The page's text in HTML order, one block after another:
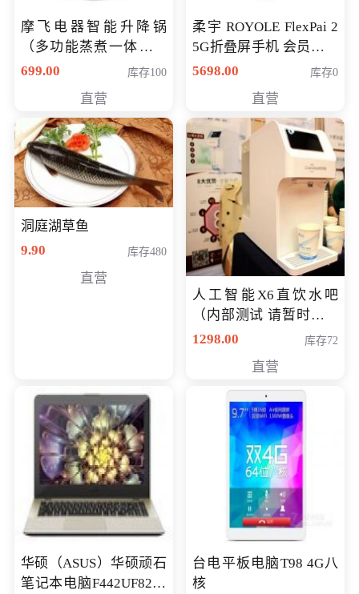
摩飞电器智能升降锅
（多功能蒸煮一体锅）
（智能升降养生锅） 会
699.00 库存100
直营
柔宇 ROYOLE FlexPai 2
5G折叠屏手机 会员专享
购买价格 4998元
5698.00 库存0
直营
洞庭湖草鱼
9.90
库存480
直营
人工智能X6直饮水吧
（内部测试 请暂时不要
购买）
1298.00 库存72
直营
华硕（ASUS）华硕顽石
笔记本电脑F442UF8250
台电平板电脑T98 4G八
核